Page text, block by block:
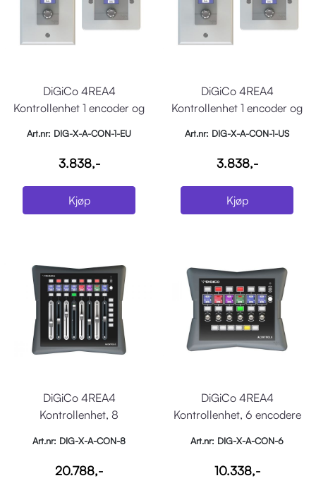
DiGiCo 4REA4
Kontrollenhet 1 encoder og
Art.nr: DIG-X-A-CON-1-EU
3.838,-
Kjøp
DiGiCo 4REA4
Kontrollenhet 1 encoder og
Art.nr: DIG-X-A-CON-1-US
3.838,-
Kjøp
DiGiCo 4REA4
Kontrollenhet, 8
Art.nr: DIG-X-A-CON-8
20.788,-
DiGiCo 4REA4
Kontrollenhet, 6 encodere
Art.nr: DIG-X-A-CON-6
10.338,-